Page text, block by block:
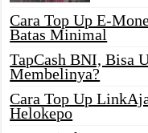
Cara Top Up E-
Batas Minimal
TapCash BNI, Bisa
Membelinya?
Cara Top Up
Helokepo